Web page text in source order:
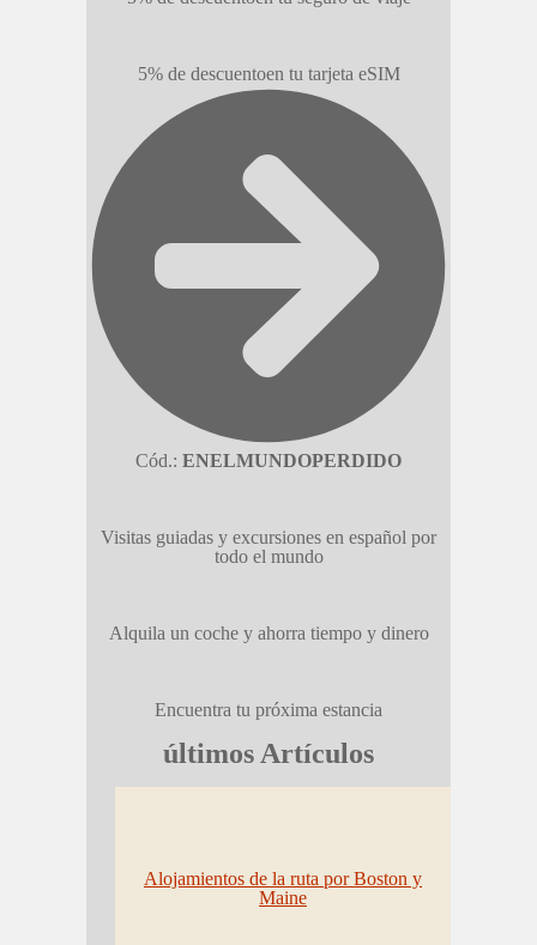
5% de descuentoen tu tarjeta eSIM
Cód.: ENELMUNDOPERDIDO
Visitas guiadas y excursiones en español por
todo el mundo
Alquila un coche y ahorra tiempo y dinero
Encuentra tu próxima estancia
últimos Artículos
Alojamientos de la ruta por Boston y
Maine